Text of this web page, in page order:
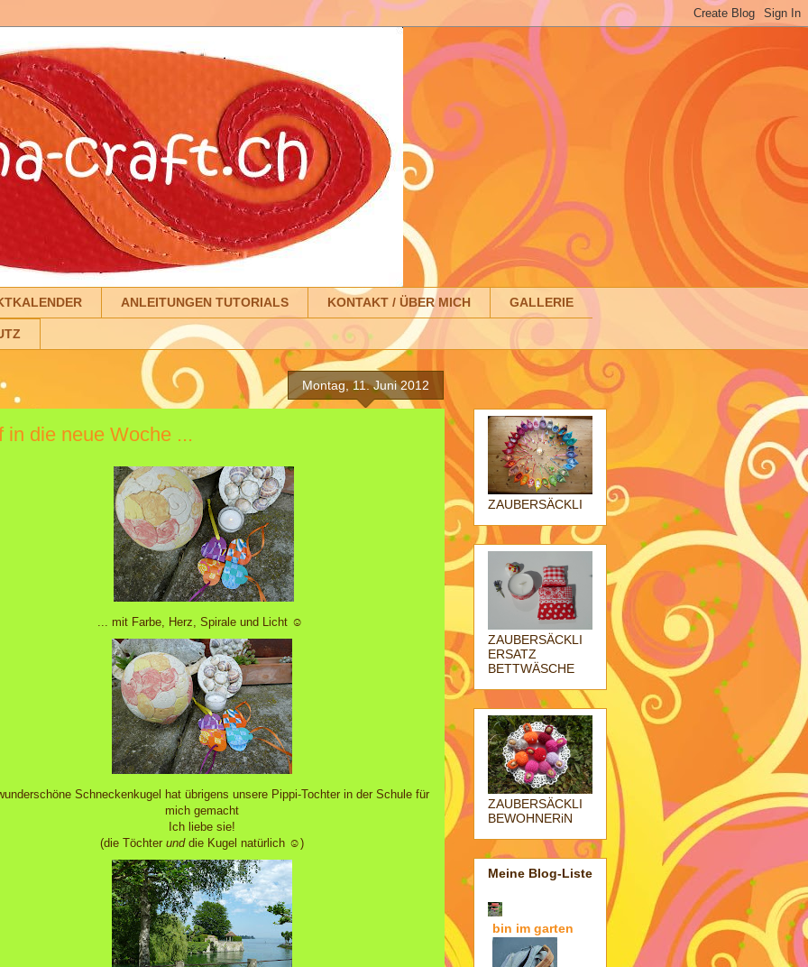
ANLEITUNGEN TUTORIALS KONTAKT / ÜBER MICH GALLERIE
Montag, 11. Juni 2012
in die neue Woche ...
... mit Farbe, Herz, Spirale und Licht ☺
Schneckenkugel hat übrigens unsere Pippi-Tochter in der Schule für
mich gemacht
Ich liebe sie!
(die Töchter unddie Kugel natürlich ☺)
ZAUBERSÄCKLI
ZAUBERSÄCKLI
ERSATZ
BETTWÄSCHE
ZAUBERSÄCKLI
BEWOHNERiN
Meine Blog-Liste
bin im garten